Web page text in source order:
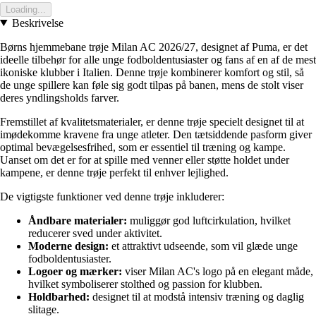
Loading...
Beskrivelse
Børns hjemmebane trøje Milan AC 2026/27, designet af Puma, er det
ideelle tilbehør for alle unge fodboldentusiaster og fans af en af de mest
ikoniske klubber i Italien. Denne trøje kombinerer komfort og stil, så
de unge spillere kan føle sig godt tilpas på banen, mens de stolt viser
deres yndlingsholds farver.
Fremstillet af kvalitetsmaterialer, er denne trøje specielt designet til at
imødekomme kravene fra unge atleter. Den tætsiddende pasform giver
optimal bevægelsesfrihed, som er essentiel til træning og kampe.
Uanset om det er for at spille med venner eller støtte holdet under
kampene, er denne trøje perfekt til enhver lejlighed.
De vigtigste funktioner ved denne trøje inkluderer:
Åndbare materialer: muliggør god luftcirkulation, hvilket
reducerer sved under aktivitet.
Moderne design: et attraktivt udseende, som vil glæde unge
fodboldentusiaster.
Logoer og mærker: viser Milan AC's logo på en elegant måde,
hvilket symboliserer stolthed og passion for klubben.
Holdbarhed: designet til at modstå intensiv træning og daglig
slitage.